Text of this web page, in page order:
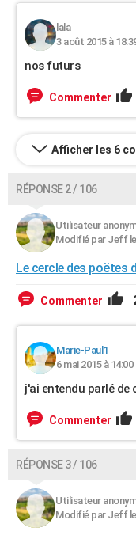
lala
3 août 2015 à
nos futurs
Commenter
Afficher les 6
RÉPONSE 2 / 106
Utilisateur
Modifié par Jeff
Le cercle des poëtes
Commenter
Marie-Paul1
6 mai 2015 à 14:00
j'ai entendu parlé de
Commenter
RÉPONSE 3 / 106
Utilisateur
Modifié par Jeff